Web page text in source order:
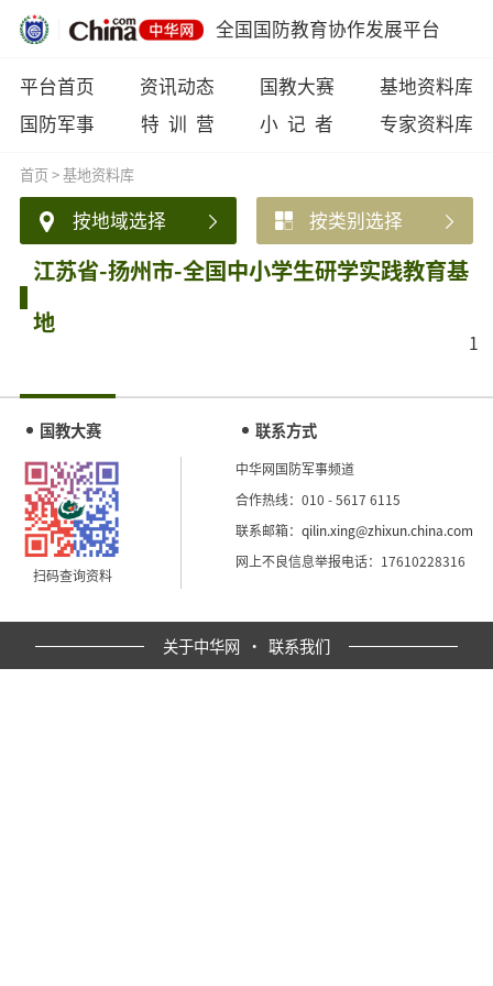
全国国防教育协作发展平台
平台首页 资讯动态 国教大赛
基地资料库
国防军事
特 训 营 小 记 者 专家资料库
首页>基地资料库
按地域选择 按类别选择
江苏省-扬州市-全国中小学生研学实践教育基
地
1
国教大赛
扫码查询资料
联系方式
中华网国防军事频道
合作热线：010 - 5617 6115
联系邮箱：qilin.xing@zhixun.china.com
网上不良信息举报电话：17610228316
关于中华网 · 联系我们